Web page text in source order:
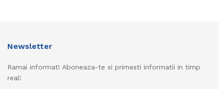
Newsletter
Ramai informat! Aboneaza-te si primesti informatii in timp
real!